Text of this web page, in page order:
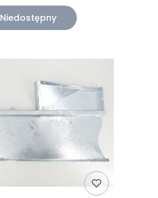
Niedostępny